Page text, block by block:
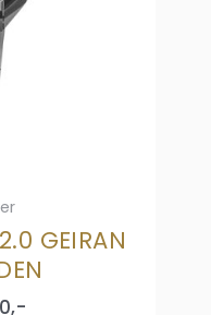
GEIRAN
,-